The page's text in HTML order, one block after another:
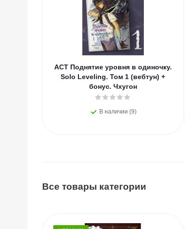
АСТ Поднятие уровня в одиночку.
Solo Leveling. Том 1 (вебтун) +
бонус. Чхугон
В наличии (9)
Все товары категории